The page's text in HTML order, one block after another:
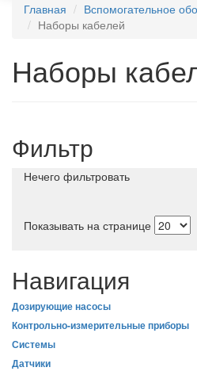
Главная
Вспомогательное
Наборы кабелей
Наборы
Фильтр
Нечего фильтровать
Показывать на странице
Навигация
Дозирующие насосы
Контрольно-измерительные приборы
Системы
Датчики